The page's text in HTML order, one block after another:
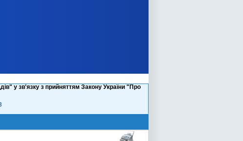
у зв'язку з прийняттям Закону України "Про